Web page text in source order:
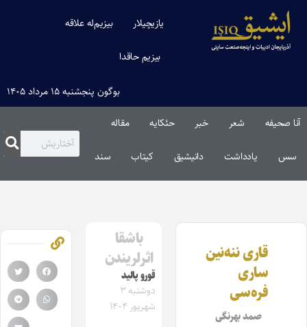
یازیچیلار بیزیم‌له علاقه
بیزیم حاقدا
بوگون پنجشنبه ۱۵ مرداد ۱۴۰۵
آنا صحیفه شعر خبر حئکایه مقاله‌
سس یادداشت دانیشیق کیتاب سند
قاری ننه‌نین
ساری
فره‌سی
صمد بهرنگی
باشقا
اثرلریندن
قورو پالید
دوشنبه ۳
شهریور ۱۴۰۴